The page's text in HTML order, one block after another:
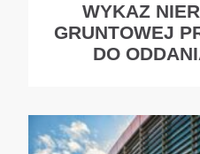
WYKAZ
GRUNTOWEJ
DO